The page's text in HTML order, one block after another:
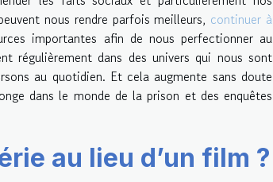
nous rendre parfois meilleurs, continuer à
importantes afin de nous perfectionner au
régulièrement dans des univers qui nous sont
au quotidien. Et cela augmente sans doute
dans le monde de la prison et des enquêtes
au lieu d’un film ?